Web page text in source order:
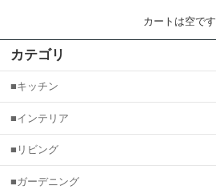
カートは空です
カテゴリ
■キッチン
■インテリア
■リビング
■ガーデニング